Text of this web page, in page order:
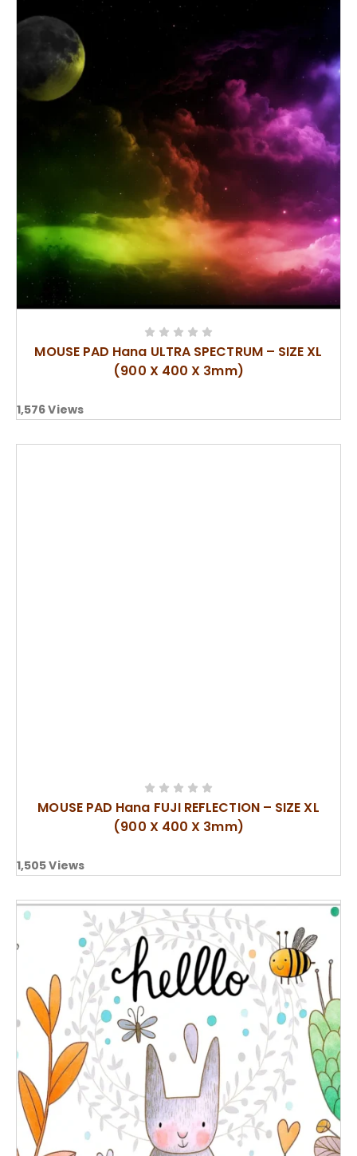
MOUSE PAD Hana ULTRA SPECTRUM – SIZE XL
(900 X 400 X 3mm)
1,576Views
MOUSE PAD Hana FUJI REFLECTION – SIZE XL
(900 X 400 X 3mm)
1,505Views